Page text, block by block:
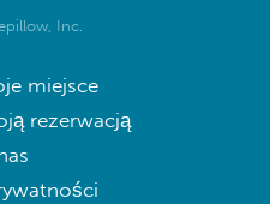
Inc.
miejsce
rezerwacją